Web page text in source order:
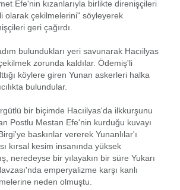
Efe'nin kızanlarıyla birlikte direnişçileri
olarak çekilmelerini" söyleyerek
geri çağırdı.
bulundukları yeri savunarak Hacıilyas
zorunda kaldılar. Ödemiş'li
köylere giren Yunan askerleri halka
bulundular.
bir biçimde Hacıilyas'da ilkkurşunu
Postlu Mestan Efe'nin kurduğu kuvayı
baskınlar vererek Yunanlılar'ı
kırsal kesim insanında yüksek
neredeyse bir yılayakın bir süre Yukarı
emperyalizme karşı kanlı
neden olmuştu.